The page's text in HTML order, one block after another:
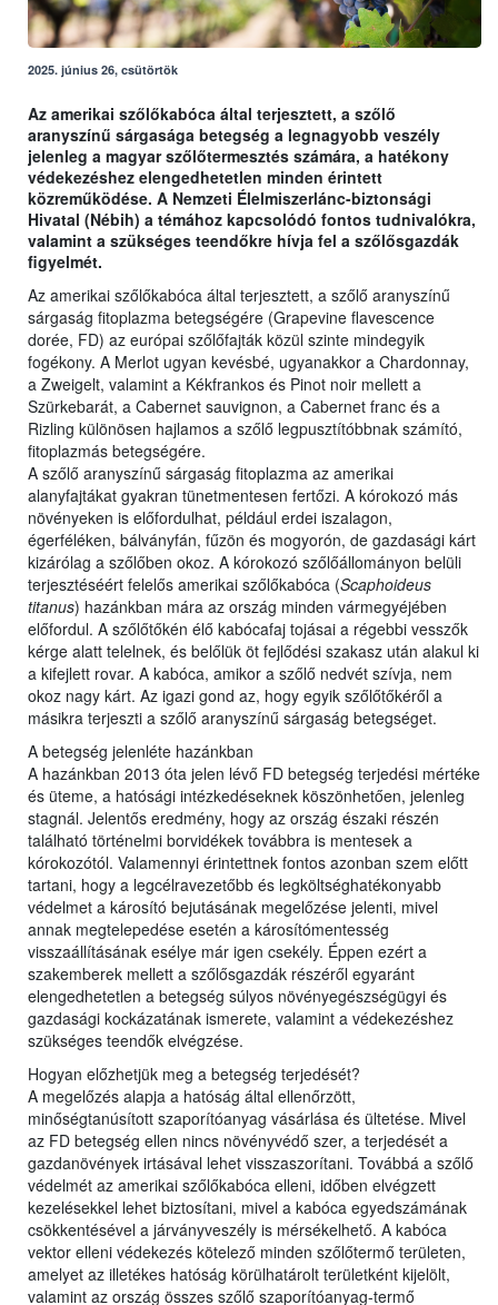
2025. június 26, csütörtök
Az amerikai szőlőkabóca által terjesztett, a szőlő
aranyszínű sárgasága betegség a legnagyobb veszély
jelenleg a magyar szőlőtermesztés számára, a hatékony
védekezéshez elengedhetetlen minden érintett
közreműködése. A Nemzeti Élelmiszerlánc-biztonsági
Hivatal (Nébih) a témához kapcsolódó fontos tudnivalókra,
valamint a szükséges teendőkre hívja fel a szőlősgazdák
figyelmét.
Az amerikai szőlőkabóca által terjesztett, a szőlő aranyszínű
sárgaság fitoplazma betegségére (Grapevine flavescence
dorée, FD) az európai szőlőfajták közül szinte mindegyik
fogékony. A Merlot ugyan kevésbé, ugyanakkor a Chardonnay,
a Zweigelt, valamint a Kékfrankos és Pinot noir mellett a
Szürkebarát, a Cabernet sauvignon, a Cabernet franc és a
Rizling különösen hajlamos a szőlő legpusztítóbbnak számító,
fitoplazmás betegségére.
A szőlő aranyszínű sárgaság fitoplazma az amerikai
alanyfajtákat gyakran tünetmentesen fertőzi. A kórokozó más
növényeken is előfordulhat, például erdei iszalagon,
égerféléken, bálványfán, fűzön és mogyorón, de gazdasági kárt
kizárólag a szőlőben okoz. A kórokozó szőlőállományon belüli
terjesztéséért felelős amerikai szőlőkabóca (Scaphoideus
titanus) hazánkban mára az ország minden vármegyéjében
előfordul. A szőlőtőkén élő kabócafaj tojásai a régebbi vesszők
kérge alatt telelnek, és belőlük öt fejlődési szakasz után alakul ki
a kifejlett rovar. A kabóca, amikor a szőlő nedvét szívja, nem
okoz nagy kárt. Az igazi gond az, hogy egyik szőlőtőkéről a
másikra terjeszti a szőlő aranyszínű sárgaság betegséget.
A betegség jelenléte hazánkban
A hazánkban 2013 óta jelen lévő FD betegség terjedési mértéke
és üteme, a hatósági intézkedéseknek köszönhetően, jelenleg
stagnál. Jelentős eredmény, hogy az ország északi részén
található történelmi borvidékek továbbra is mentesek a
kórokozótól. Valamennyi érintettnek fontos azonban szem előtt
tartani, hogy a legcélravezetőbb és legköltséghatékonyabb
védelmet a károsító bejutásának megelőzése jelenti, mivel
annak megtelepedése esetén a károsítómentesség
visszaállításának esélye már igen csekély. Éppen ezért a
szakemberek mellett a szőlősgazdák részéről egyaránt
elengedhetetlen a betegség súlyos növényegészségügyi és
gazdasági kockázatának ismerete, valamint a védekezéshez
szükséges teendők elvégzése.
Hogyan előzhetjük meg a betegség terjedését?
A megelőzés alapja a hatóság által ellenőrzött,
minőségtanúsított szaporítóanyag vásárlása és ültetése. Mivel
az FD betegség ellen nincs növényvédő szer, a terjedését a
gazdanövények irtásával lehet visszaszorítani. Továbbá a szőlő
védelmét az amerikai szőlőkabóca elleni, időben elvégzett
kezelésekkel lehet biztosítani, mivel a kabóca egyedszámának
csökkentésével a járványveszély is mérsékelhető. A kabóca
vektor elleni védekezés kötelező minden szőlőtermő területen,
amelyet az illetékes hatóság körülhatárolt területként kijelölt,
valamint az ország összes szőlő szaporítóanyag-termő